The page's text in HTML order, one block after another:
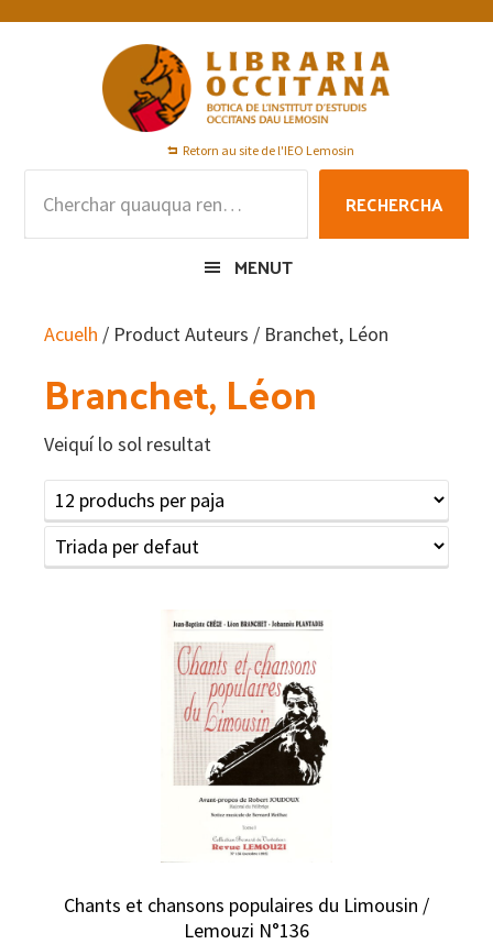
Skip
Skip
Skip
Retorn au site de l'IEO Lemosin
RECHERCHA
MENUT
Acuelh / Product Auteurs / Branchet, Léon
Branchet, Léon
Veiquí lo sol resultat
Chants et chansons populaires du Limousin /
Lemouzi N°136